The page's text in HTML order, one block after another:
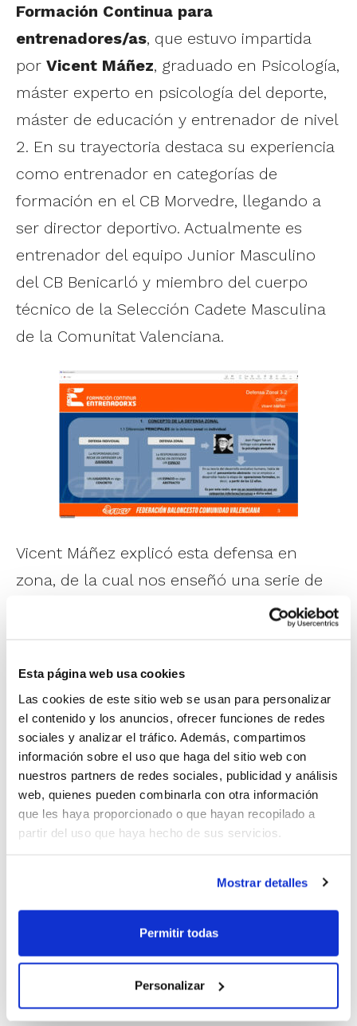
Esta página web usa cookies
Las cookies de este sitio web se usan para personalizar
el contenido y los anuncios, ofrecer funciones de redes
sociales y analizar el tráfico. Además, compartimos
información sobre el uso que haga del sitio web con
nuestros partners de redes sociales, publicidad y análisis
web, quienes pueden combinarla con otra información
que les haya proporcionado o que hayan recopilado a
partir del uso que haya hecho de sus servicios.
Mostrar detalles
Permitir todas
Personalizar
Formación Continua para
entrenadores/as, que estuvo impartida
por Vicent Máñez, graduado en Psicología,
máster experto en psicología del deporte,
máster de educación y entrenador de nivel
2. En su trayectoria destaca su experiencia
como entrenador en categorías de
formación en el CB Morvedre, llegando a
ser director deportivo. Actualmente es
entrenador del equipo Junior Masculino
del CB Benicarló y miembro del cuerpo
técnico de la Selección Cadete Masculina
de la Comunitat Valenciana.
Vicent Máñez explicó esta defensa en
zona, de la cual nos enseñó una serie de
opciones más comunes en cuanto a sus
ajustes en función de las situaciones de
intereses realizando diversas preguntas al
conferenciante sobre este tipo de defensa
proactiva.
Esta ha sido la segunda actividad formativa
programada para este mes de mayo. Pero
Javier Giménez.
Descubriendo la metodología